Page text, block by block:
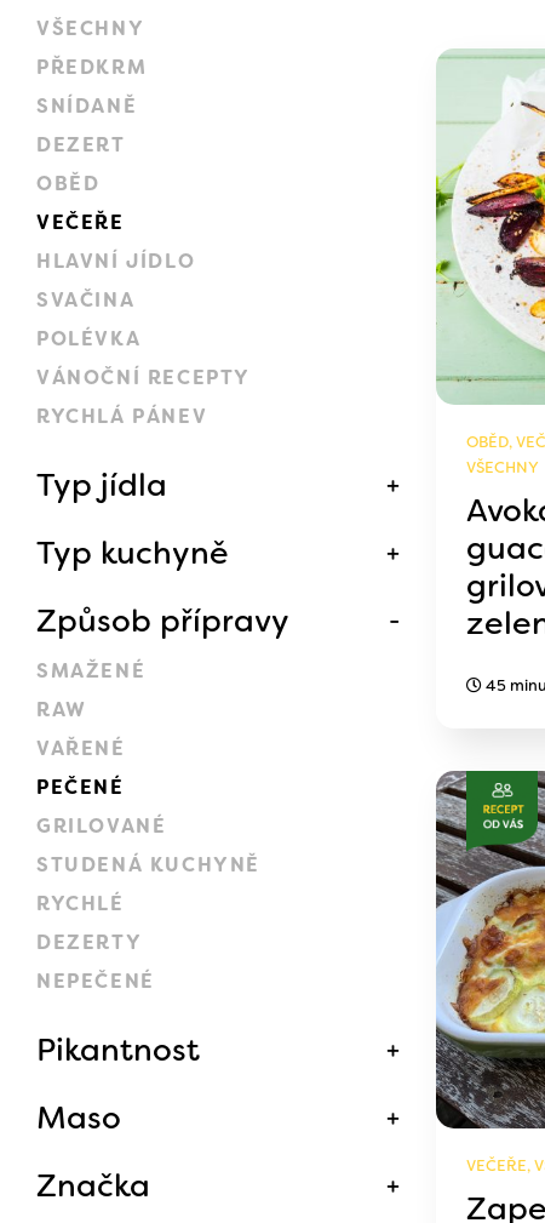
VŠECHNY
PŘEDKRM
SNÍDANĚ
DEZERT
OBĚD
VEČEŘE
HLAVNÍ JÍDLO
SVAČINA
POLÉVKA
VÁNOČNÍ RECEPTY
RYCHLÁ PÁNEV
Typ jídla
Typ kuchyně
Způsob přípravy
SMAŽENÉ
RAW
VAŘENÉ
PEČENÉ
GRILOVANÉ
STUDENÁ KUCHYNĚ
RYCHLÉ
DEZERTY
NEPEČENÉ
Pikantnost
Maso
Značka
OBĚD,
VŠECHNY
45
VEČEŘE,